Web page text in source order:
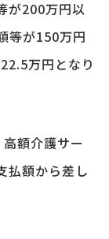
が200万円以
等が150万円
万円となり
額介護サー
払額から差し